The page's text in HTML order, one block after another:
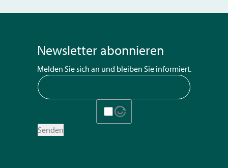
Newsletter abonnieren
Melden Sie sich an und bleiben Sie informiert.
Senden